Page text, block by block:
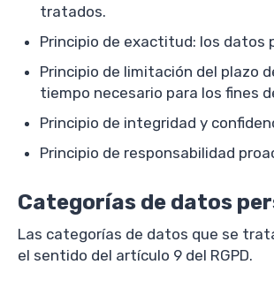
tratados.
Principio de exactitud: los datos
Principio de limitación del plazo
tiempo necesario para los fines
Principio de integridad y
Principio de responsabilidad
Categorías de datos
Las categorías de datos que se
el sentido del artículo 9 del RGPD.